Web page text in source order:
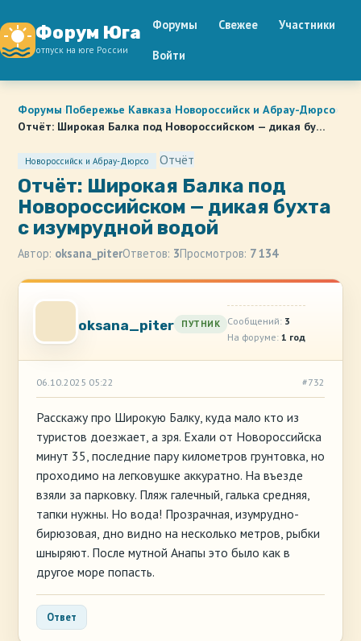
Форум Юга
отпуск на юге России
Форумы Свежее
Участники
Войти
Форумы›Побережье Кавказа›Новороссийск и Абрау-Дюрсо›
Отчёт: Широкая Балка под Новороссийском — дикая бу…
Новороссийск и Абрау-Дюрсо Отчёт
Отчёт: Широкая Балка под
Новороссийском — дикая бухта
с изумрудной водой
Автор: oksana_piterОтветов: 3Просмотров: 7 134
oksana_piter ПУТНИК Сообщений: 3
На форуме: 1 год
06.10.2025 05:22 #732
Расскажу про Широкую Балку, куда мало кто из
туристов доезжает, а зря. Ехали от Новороссийска
минут 35, последние пару километров грунтовка, но
проходимо на легковушке аккуратно. На въезде
взяли за парковку. Пляж галечный, галька средняя,
тапки нужны. Но вода! Прозрачная, изумрудно-
бирюзовая, дно видно на несколько метров, рыбки
шныряют. После мутной Анапы это было как в
другое море попасть.
Ответ